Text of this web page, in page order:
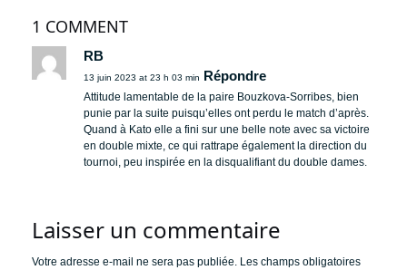
1 COMMENT
RB
13 juin 2023 at 23 h 03 min Répondre
Attitude lamentable de la paire Bouzkova-Sorribes, bien
punie par la suite puisqu’elles ont perdu le match d’après.
Quand à Kato elle a fini sur une belle note avec sa victoire
en double mixte, ce qui rattrape également la direction du
tournoi, peu inspirée en la disqualifiant du double dames.
Laisser un commentaire
Votre adresse e-mail ne sera pas publiée. Les champs obligatoires